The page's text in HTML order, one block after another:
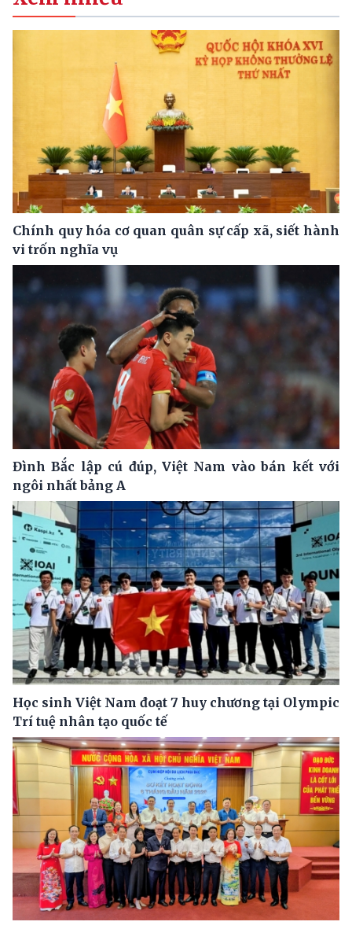
Chính quy hóa cơ quan quân sự cấp xã, siết hành
vi trốn nghĩa vụ
Đình Bắc lập cú đúp, Việt Nam vào bán kết với
ngôi nhất bảng A
Học sinh Việt Nam đoạt 7 huy chương tại Olympic
Trí tuệ nhân tạo quốc tế